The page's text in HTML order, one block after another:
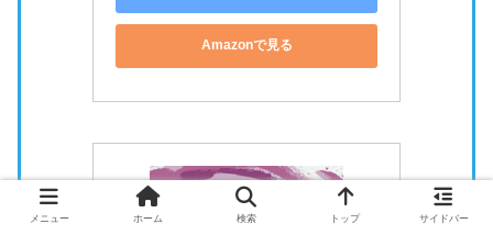
Amazonで見る
メニュー ホーム 検索 トップ サイドバー